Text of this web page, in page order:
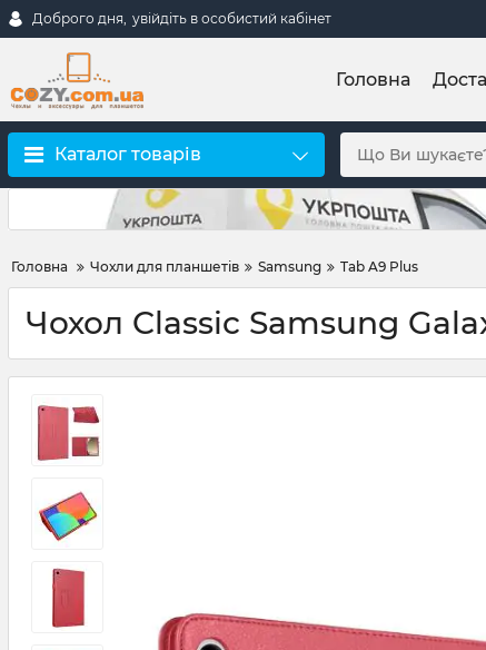
Доброго дня, увійдіть в особистий кабінет
Головна
Каталог товарів
Головна Чохли для планшетів Samsung Tab A9 Plus
Чохол Classic Samsung